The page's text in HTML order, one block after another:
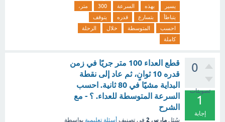
يسير
بهذه السرعة 300
متر،
يتباطأ
بتسارع قدره
يتوقف
احسب
المتوسطة خلال
الرحلة
كاملة
0
تصويتات
1
إجابة
قطع العداء 100 متر جريًا في زمن
قدره 10 ثوانٍ، ثم عاد إلى نقطة
البداية مشيًا في 80 ثانية. احسب
السرعة المتوسطة للعداء. ؟ - مع
الشرح
سُئل مارس 2 في تصنيف أسئلة تعليمية بواسطة